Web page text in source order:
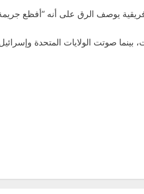
يوصف ‌الرق على أنه “أفظع
بينما صوتت الولايات المتحدة